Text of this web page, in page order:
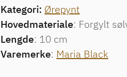
Kategori: Ørepynt
Hovedmateriale: Forgylt
Lengde: 10 cm
Varemerke: Maria Black